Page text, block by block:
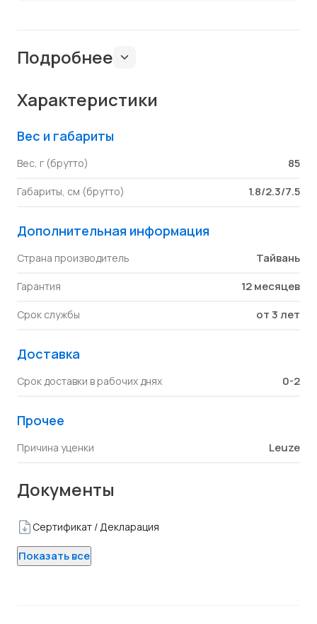
Подробнее
Характеристики
Вес и габариты
Вес, г (брутто) 85
Габариты, см (брутто) 1.8/2.3/7.5
Дополнительная информация
Страна производитель Тайвань
Гарантия 12 месяцев
Срок службы от 3 лет
Доставка
Срок доставки в рабочих днях 0-2
Прочее
Причина уценки Leuze
Документы
Сертификат / Декларация
Показать все